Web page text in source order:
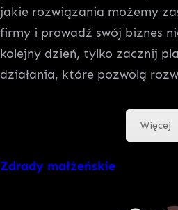
jakie rozwiązania możemy
firmy i prowadź swój biznes
kolejny dzień, tylko zacznij
działania, które pozwolą
Więcej
Zdrady małżeńskie